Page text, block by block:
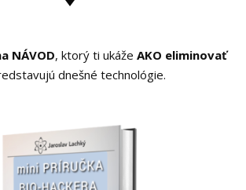
NÁVOD, ktorý ti ukážeAKO eliminovať
dnešné technológie.